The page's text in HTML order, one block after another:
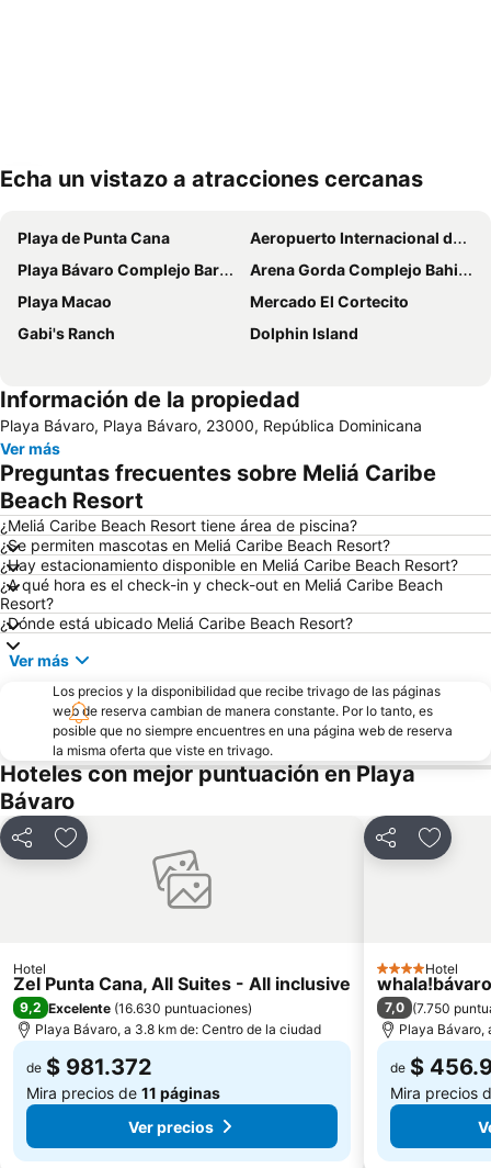
Echa un vistazo a atracciones cercanas
Playa de Punta Cana
Aeropuerto Internacional de Punta Cana
Playa Bávaro Complejo Barceló Bávaro
Arena Gorda Complejo Bahia Principe Bavaro
Playa Macao
Mercado El Cortecito
Gabi's Ranch
Dolphin Island
Información de la propiedad
Playa Bávaro, Playa Bávaro, 23000, República Dominicana
Ver más
Preguntas frecuentes sobre Meliá Caribe
Beach Resort
¿Meliá Caribe Beach Resort tiene área de piscina?
¿Se permiten mascotas en Meliá Caribe Beach Resort?
¿Hay estacionamiento disponible en Meliá Caribe Beach Resort?
¿A qué hora es el check-in y check-out en Meliá Caribe Beach
Resort?
¿Dónde está ubicado Meliá Caribe Beach Resort?
Ver más
Los precios y la disponibilidad que recibe trivago de las páginas
web de reserva cambian de manera constante. Por lo tanto, es
posible que no siempre encuentres en una página web de reserva
la misma oferta que viste en trivago.
Hoteles con mejor puntuación en Playa
Bávaro
CompartirAgregar a favoritos
Hotel
Zel Punta Cana, All Suites - All inclusive
9,2 Excelente (16.630 puntuaciones)
Playa Bávaro, a 3.8 km de: Centro de la ciudad
de $ 981.372
Mira precios de 11 páginas
Ver precios
Compartir
4 Estrellas
Hotel
whala!bávaro
7,0 (7.750
Playa Bávaro,
de $
Mira precios